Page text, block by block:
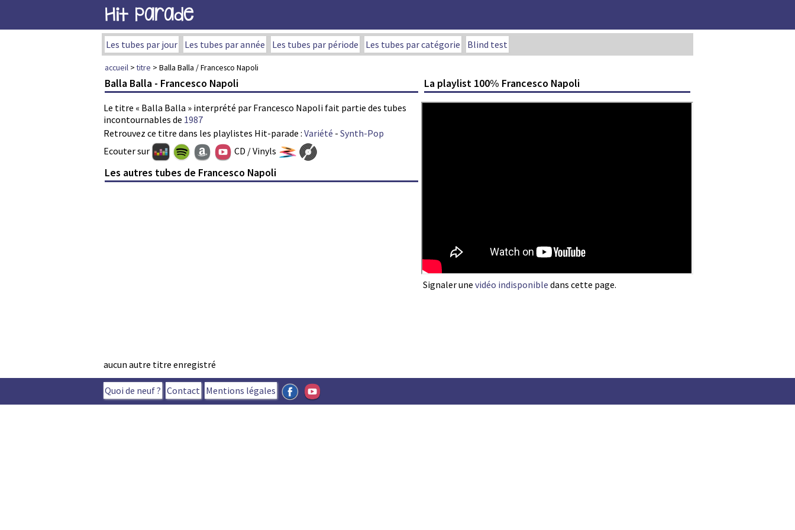
Hit Parade
Les tubes par jour Les tubes par année Les tubes par période Les tubes par catégorie Blind test
accueil >titre > Balla Balla / Francesco Napoli
Balla Balla - Francesco Napoli
Le titre « Balla Balla » interprété par Francesco Napoli fait partie des tubes
incontournables de 1987
Retrouvez ce titre dans les playlistes Hit-parade : Variété - Synth-Pop
La playlist 100% Francesco Napoli
Signaler une vidéo indisponible dans cette page.
Ecouter sur CD / Vinyls
Les autres tubes de Francesco Napoli
aucun autre titre enregistré
Quoi de neuf ? Contact Mentions légales